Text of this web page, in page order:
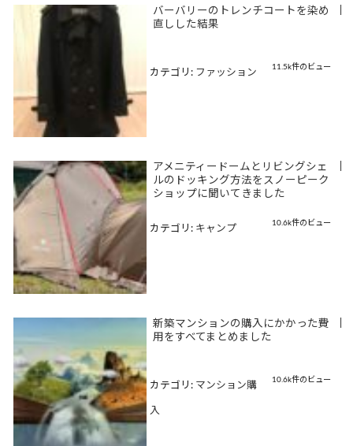
バーバリーのトレンチコートを染め
直しした結果
11.5k件のビュー
カテゴリ: ファッション
アメニティードームとリビングシェ
ルのドッキング方法をスノーピーク
ショップに聞いてきました
10.6k件のビュー
カテゴリ: キャンプ
新築マンションの購入にかかった費
用をすべてまとめました
10.6k件のビュー
カテゴリ: マンション購
入